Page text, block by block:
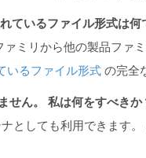
ているファイル形式は何
ミリから他の製品ファ
いるファイル形式 の完全
せん。 私は何をすべきか
としても利用できます